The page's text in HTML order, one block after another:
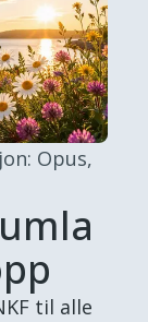
Opus,
til alle